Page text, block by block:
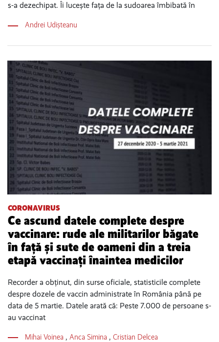
s-a dezechipat. Îi lucește fața de la sudoarea îmbibată în
Andrei Udișteanu
CORONAVIRUS
Ce ascund datele complete despre
vaccinare: rude ale militarilor băgate
în față și sute de oameni din a treia
etapă vaccinați înaintea medicilor
Recorder a obținut, din surse oficiale, statisticile complete
despre dozele de vaccin administrate în România până pe
data de 5 martie. Datele arată că: Peste 7.000 de persoane s-
au vaccinat
Mihai Voinea , Anca Simina , Cristian Delcea